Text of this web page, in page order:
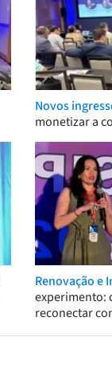
Novos
monetizar a
Renovação e
experimento:
reconectar